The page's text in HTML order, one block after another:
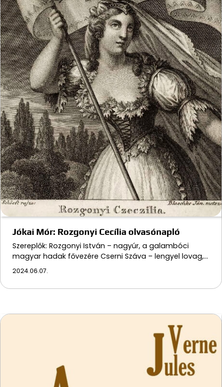
Jókai Mór: Rozgonyi Cecília olvasónapló
Szereplők: Rozgonyi István – nagyúr, a galambóci
magyar hadak fővezére Cserni Száva – lengyel lovag,…
2024.06.07.